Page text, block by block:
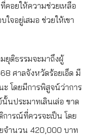
คอยให้ความช่วยเหลือ
จอยู่เสมอ ช่วยให้เขา
ยุติธรรมจะมาถึงผู้
ศาลจังหวัดร้อยเอ็ด มี
โดยมีการพิสูจน์ว่าการ
นประมาทเลินเล่อ ขาด
ารณ์ที่ควรจะเป็น โดย
จำนวน 420,000 บาท